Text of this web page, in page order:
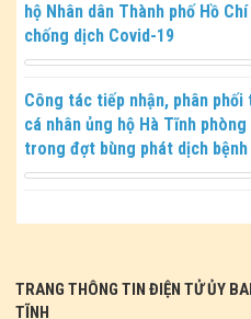
hộ Nhân dân Thành phố Hồ
chống dịch Covid-19
Công tác tiếp nhận, phân
cá nhân ủng hộ Hà Tĩnh
trong đợt bùng phát dịch
TRANG THÔNG TIN ĐIỆN TỬ ỦY
TĨNH